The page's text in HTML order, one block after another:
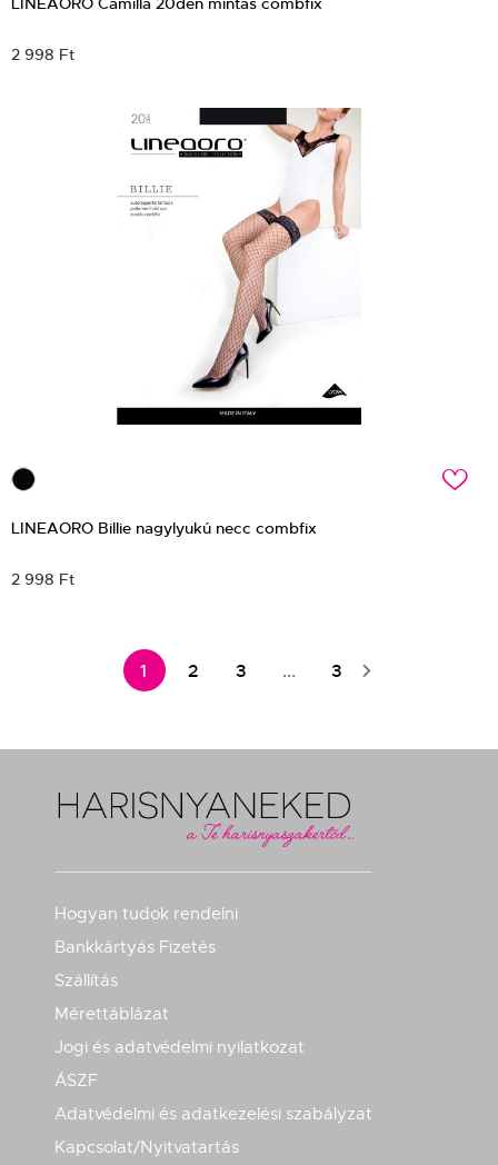
2 998 Ft
c
LINEAORO Billie nagylyukú necc combfix
2 998 Ft
1 2 3 ... 3
Hogyan tudok rendelni
Bankkártyás Fizetés
Szállítás
Mérettáblázat
Jogi és adatvédelmi nyilatkozat
ÁSZF
Adatvédelmi és adatkezelési szabályzat
Kapcsolat/Nyitvatartás